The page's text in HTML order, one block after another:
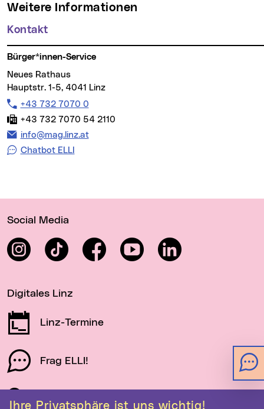
Ihre Privatsphäre ist uns wichtig!
Weitere Informationen
Kontakt
Bürger*innen-Service
Neues Rathaus
Hauptstr. 1-5, 4041 Linz
Telefon:
+43 732 7070 0
Fax:
+43 732 7070 54 2110
E-Mail Adresse:
info@mag.linz.at
Chatbot ELLI
Social Media
InstagramTikTok FacebookYouTube LinkedIn
Digitales Linz
Linz-Termine
Frag ELLI!
Schau auf Linz